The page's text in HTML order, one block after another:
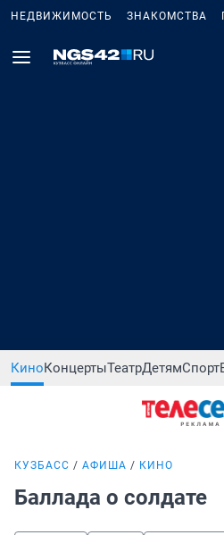
НЕДВИЖИМОСТЬ ЗНАКОМСТВА
КиноКонцертыТеатрДетямСпорт
КУЗБАСС АФИША КИНО
Баллада о солдате